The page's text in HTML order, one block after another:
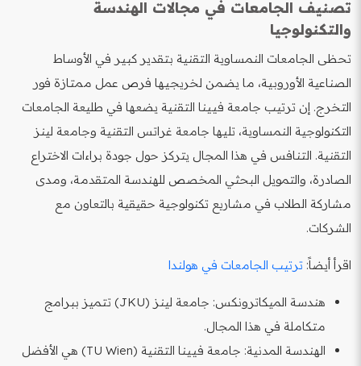
تصنيف الجامعات في مجالات الهندسة
والتكنولوجيا
تحظى الجامعات النمساوية التقنية بتقدير كبير في الأوساط
الصناعية الأوروبية، ما يضمن لخريجيها فرص عمل ممتازة فور
التخرج. إن ترتيب جامعة فيينا التقنية يضعها في طليعة الجامعات
التكنولوجية النمساوية، تليها جامعة غراتس التقنية وجامعة لينز
التقنية. التنافس في هذا المجال يتركز حول جودة براءات الاختراع
الصادرة، والتمويل البحثي المخصص للهندسة المتقدمة، ومدى
مشاركة الطلاب في مشاريع تكنولوجية حقيقية بالتعاون مع
الشركات.
اقرأ أيضاً: ترتيب الجامعات في هولندا
هندسة الميكاترونكس: جامعة لينز (JKU) تتميز ببرامج
متكاملة في هذا المجال.
الهندسة المدنية: جامعة فيينا التقنية (TU Wien) هي الأفضل